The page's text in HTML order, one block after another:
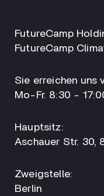
FutureCamp
FutureCamp
Sie erreichen uns
Mo-Fr. 8:30 -
Hauptsitz:
Aschauer Str. 30,
Zweigstelle:
Berlin